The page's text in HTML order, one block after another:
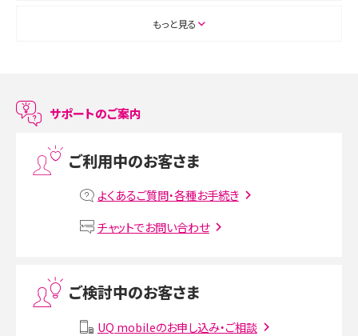
ASMRとは？初心者向けの代表ジャンルや楽しみ方を解説
LINEで友だちを削除する方法は？方法ごとの影響や復活・復元する方法も解説
プリペイドSIMとは？種類やメリット・デメリット、利用までの流れを解説
VPN接続とは？仕組みや必要性、メリット・デメリット、接続方法を解説
Instagram（インスタグラム）でスクショするとバレる？バレるケースや撮り方も解
もっと見る
サポートのご案内
ご利用中のお客さま
よくあるご質問・各種お手続き
チャットでお問い合わせ
ご検討中のお客さま
UQ mobileのお申し込み・ご相談